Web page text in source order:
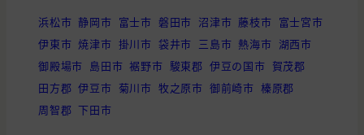
浜松市 静岡市 富士市 磐田市 沼津市 藤枝市 富士宮市
伊東市 焼津市 掛川市 袋井市 三島市 熱海市 湖西市
御殿場市 島田市 裾野市 駿東郡 伊豆の国市 賀茂郡
田方郡 伊豆市 菊川市 牧之原市 御前崎市 榛原郡
周智郡 下田市